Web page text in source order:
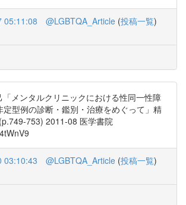
05:11:08 @LGBTQA_Article (投稿一覧)
「メンタルクリニックにおける性同一性障
定型例の診断・鑑別・治療をめぐって」精
753) 2011-08 医学書院
03:10:43 @LGBTQA_Article (投稿一覧)